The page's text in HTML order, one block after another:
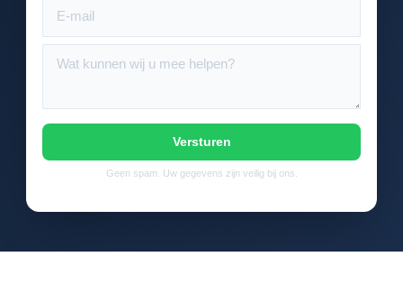
Versturen
Geen spam. Uw gegevens zijn veilig bij ons.